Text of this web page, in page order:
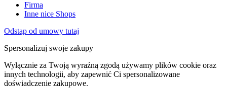
Firma
Inne nice Shops
Odstąp od umowy tutaj
Spersonalizuj swoje zakupy
Wyłącznie za Twoją wyraźną zgodą używamy plików cookie oraz
innych technologii, aby zapewnić Ci spersonalizowane
doświadczenie zakupowe.